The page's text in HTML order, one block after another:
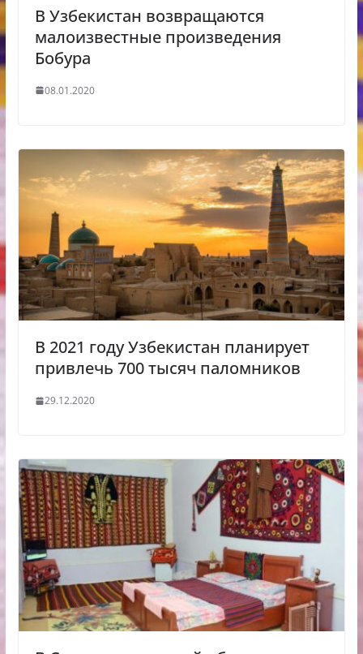
В Узбекистан возвращаются
малоизвестные произведения
Бобура
08.01.2020
В 2021 году Узбекистан планирует
привлечь 700 тысяч паломников
29.12.2020